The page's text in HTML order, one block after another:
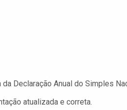
da Declaração Anual do Simples
atualizada e correta.